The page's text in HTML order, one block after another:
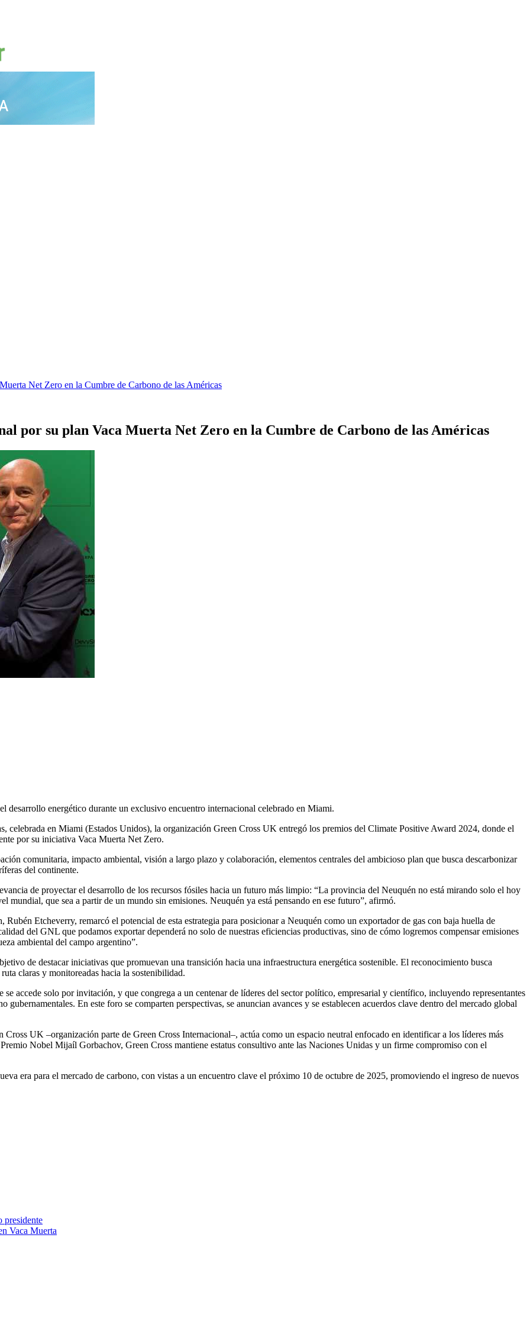
Net Zero en la Cumbre de Carbono de las Américas
por su plan Vaca Muerta Net Zero en la Cumbre de Carbono de las Américas
desarrollo energético durante un exclusivo encuentro internacional celebrado en Miami.
celebrada en Miami (Estados Unidos), la organización Green Cross UK entregó los premios del Climate Positive Award 2024, donde el
por su iniciativa Vaca Muerta Net Zero.
comunitaria, impacto ambiental, visión a largo plazo y colaboración, elementos centrales del ambicioso plan que busca descarbonizar
del continente.
de proyectar el desarrollo de los recursos fósiles hacia un futuro más limpio: “La provincia del Neuquén no está mirando solo el hoy
mundial, que sea a partir de un mundo sin emisiones. Neuquén ya está pensando en ese futuro”, afirmó.
Etcheverry, remarcó el potencial de esta estrategia para posicionar a Neuquén como un exportador de gas con baja huella de
del GNL que podamos exportar dependerá no solo de nuestras eficiencias productivas, sino de cómo logremos compensar emisiones
ambiental del campo argentino”.
de destacar iniciativas que promuevan una transición hacia una infraestructura energética sostenible. El reconocimiento busca
claras y monitoreadas hacia la sostenibilidad.
accede solo por invitación, y que congrega a un centenar de líderes del sector político, empresarial y científico, incluyendo representantes
En este foro se comparten perspectivas, se anuncian avances y se establecen acuerdos clave dentro del mercado global
UK –organización parte de Green Cross Internacional–, actúa como un espacio neutral enfocado en identificar a los líderes más
Nobel Mijaíl Gorbachov, Green Cross mantiene estatus consultivo ante las Naciones Unidas y un firme compromiso con el
era para el mercado de carbono, con vistas a un encuentro clave el próximo 10 de octubre de 2025, promoviendo el ingreso de nuevos
presidente
Vaca Muerta